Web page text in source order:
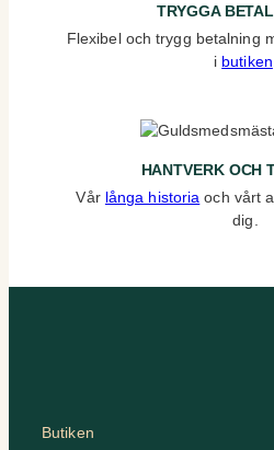
TRYGGA
Flexibel och trygg betalning
i butiken
HANTVERK OCH
Vår långa historia och vårt
dig.
Butiken